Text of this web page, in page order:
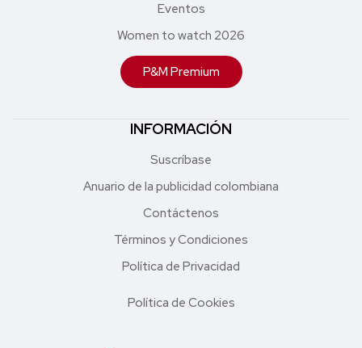
Eventos
Women to watch 2026
P&M Premium
INFORMACIÓN
Suscríbase
Anuario de la publicidad colombiana
Contáctenos
Términos y Condiciones
Política de Privacidad
Política de Cookies